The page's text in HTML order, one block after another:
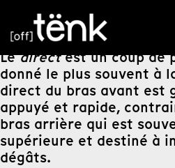
Ledirectest un coup de
donné le plus souvent à
direct du bras avant est
appuyé et rapide,
bras arrière qui est
supérieure et destiné à
dégâts.